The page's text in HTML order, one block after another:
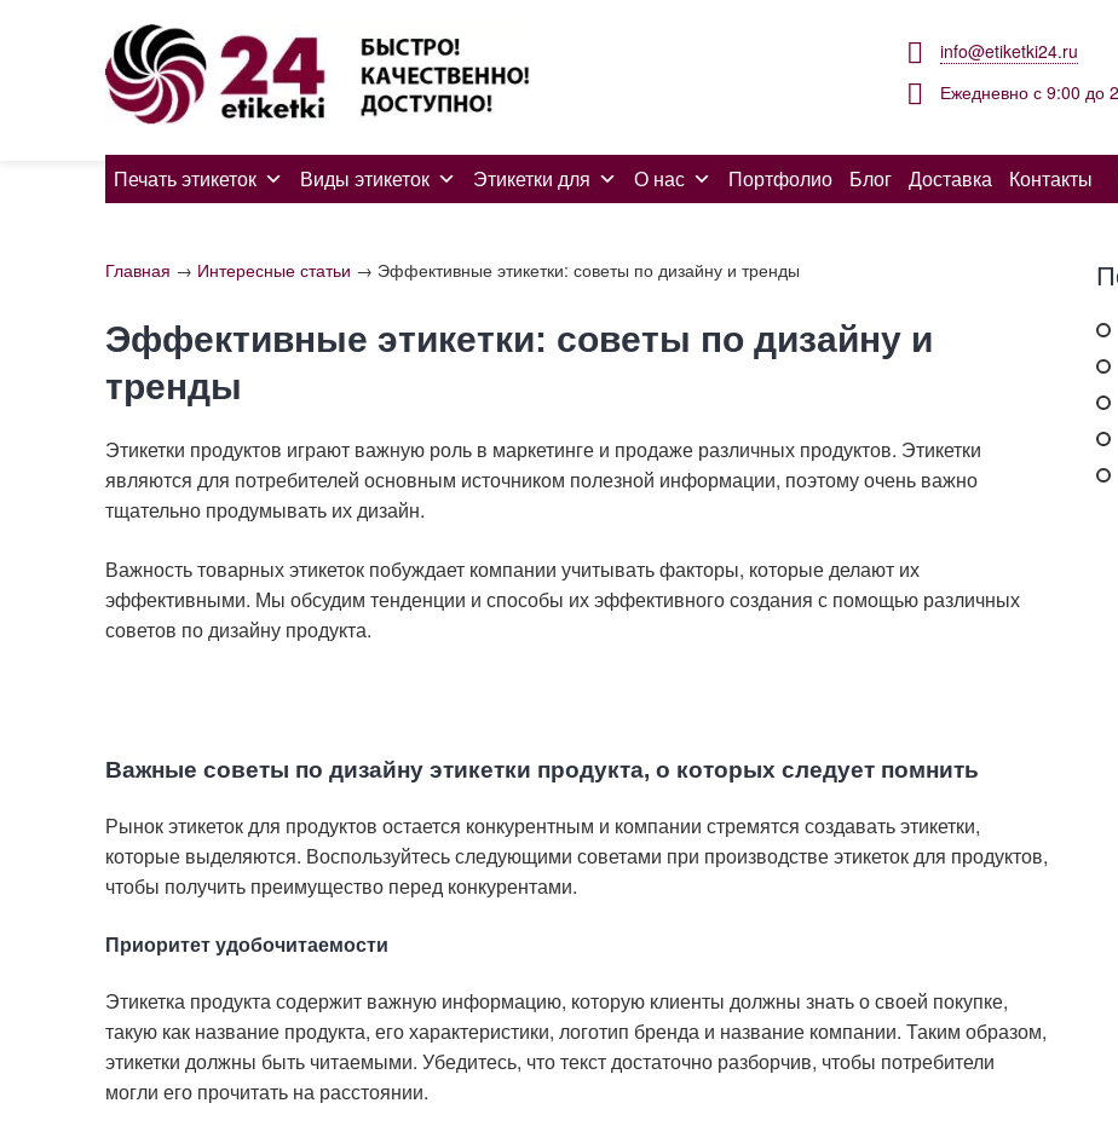
info@etiketki24.ru
Ежедневно с 9:00 до
Печать этикеток Виды этикеток Этикетки для О нас Портфолио Блог Доставка Контакты
Главная → Интересные статьи → Эффективные этикетки: советы по дизайну и тренды
Эффективные этикетки: советы по дизайну и
тренды
Этикетки продуктов играют важную роль в маркетинге и продаже различных продуктов. Этикетки
являются для потребителей основным источником полезной информации, поэтому очень важно
тщательно продумывать их дизайн.
Важность товарных этикеток побуждает компании учитывать факторы, которые делают их
эффективными. Мы обсудим тенденции и способы их эффективного создания с помощью различных
советов по дизайну продукта.
Важные советы по дизайну этикетки продукта, о которых следует помнить
Рынок этикеток для продуктов остается конкурентным и компании стремятся создавать этикетки,
которые выделяются. Воспользуйтесь следующими советами при производстве этикеток для продуктов,
чтобы получить преимущество перед конкурентами.
Приоритет удобочитаемости
Этикетка продукта содержит важную информацию, которую клиенты должны знать о своей покупке,
такую ​​как название продукта, его характеристики, логотип бренда и название компании. Таким образом,
этикетки должны быть читаемыми. Убедитесь, что текст достаточно разборчив, чтобы потребители
могли его прочитать на расстоянии.